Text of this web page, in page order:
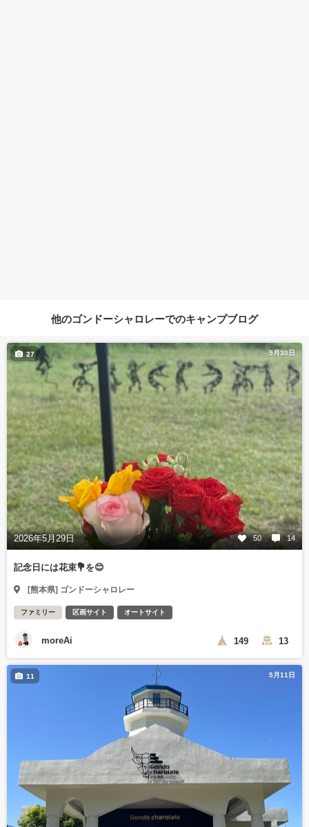
他のゴンドーシャロレーでのキャンプブログ
5月30日
2026年5月29日 50 14
27
記念日には花束💐を😊
[熊本県] ゴンドーシャロレー
ファミリー 区画サイト オートサイト
moreAi 149 13
5月11日
11